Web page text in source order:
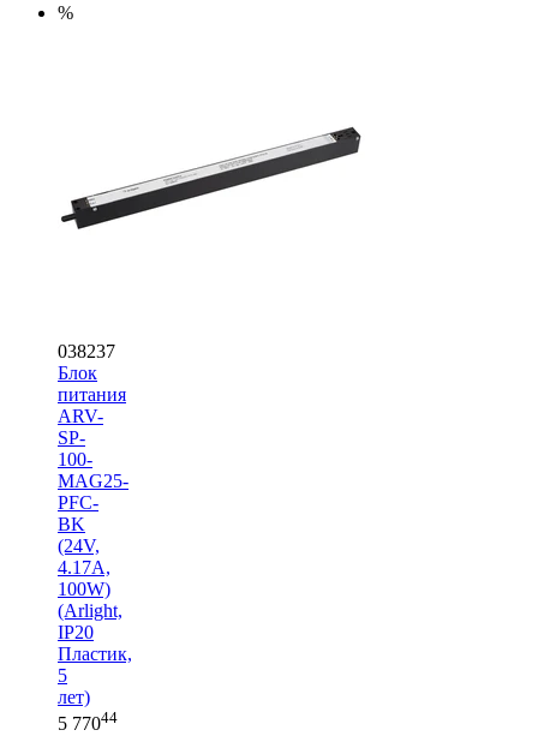
%
038237
Блок
питания
ARV-
SP-
100-
MAG25-
PFC-
BK
(24V,
4.17A,
100W)
(Arlight,
IP20
Пластик,
5
лет)
5 77044